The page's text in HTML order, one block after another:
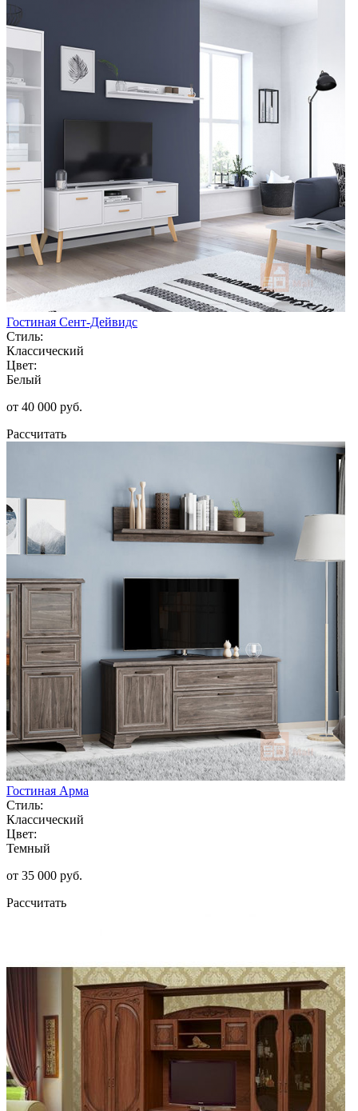
Гостиная Сент-Дейвидс
Стиль:
Классический
Цвет:
Белый
от 40 000 руб.
Рассчитать
Гостиная Арма
Стиль:
Классический
Цвет:
Темный
от 35 000 руб.
Рассчитать